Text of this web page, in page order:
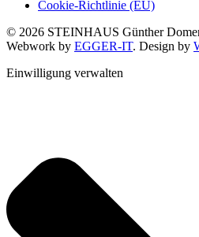
Cookie-Richtlinie (EU)
© 2026 STEINHAUS Günther
Webwork by EGGER-IT. Design by
Einwilligung verwalten